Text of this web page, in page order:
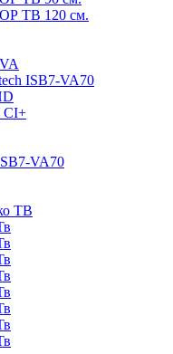
ТВ 120 см.
ISB7-VA70
VA70
ТВ